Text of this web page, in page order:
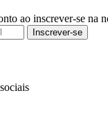
ao inscrever-se na
Inscrever-se